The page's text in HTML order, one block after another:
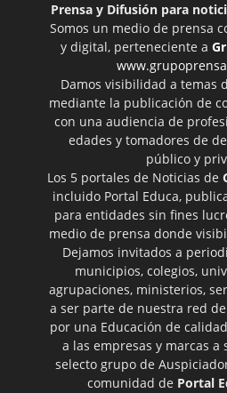
Prensa y Difusión para
Somos un medio de prensa
y digital, perteneciente a
Damos visibilidad a temas
mediante la publicación de
con una audiencia de
edades y tomadores de
público y
Los 5 portales de Noticias de
incluido Portal Educa,
para entidades sin fines
medio de prensa donde
Dejamos invitados a
municipios, colegios,
agrupaciones, ministerios,
a ser parte de nuestra red
por una Educación de
a las empresas y marcas
selecto grupo de
comunidad de Portal